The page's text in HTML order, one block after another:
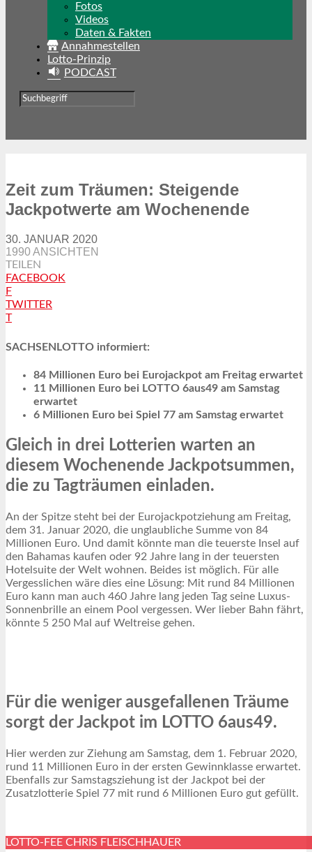
Fotos
Videos
Daten & Fakten
Annahmestellen
Lotto-Prinzip
PODCAST
Zeit zum Träumen: Steigende
Jackpotwerte am Wochenende
30. JANUAR 2020
1990 ANSICHTEN
TEILEN
FACEBOOK
F
TWITTER
T
SACHSENLOTTO informiert:
84 Millionen Euro bei Eurojackpot am Freitag erwartet
11 Millionen Euro bei LOTTO 6aus49 am Samstag
erwartet
6 Millionen Euro bei Spiel 77 am Samstag erwartet
Gleich in drei Lotterien warten an
diesem Wochenende Jackpotsummen,
die zu Tagträumen einladen.
An der Spitze steht bei der Eurojackpotziehung am Freitag,
dem 31. Januar 2020, die unglaubliche Summe von 84
Millionen Euro. Und damit könnte man die teuerste Insel auf
den Bahamas kaufen oder 92 Jahre lang in der teuersten
Hotelsuite der Welt wohnen. Beides ist möglich. Für alle
Vergesslichen wäre dies eine Lösung: Mit rund 84 Millionen
Euro kann man auch 460 Jahre lang jeden Tag seine Luxus-
Sonnenbrille an einem Pool vergessen. Wer lieber Bahn fährt,
könnte 5 250 Mal auf Weltreise gehen.
Für die weniger ausgefallenen Träume
sorgt der Jackpot im LOTTO 6aus49.
Hier werden zur Ziehung am Samstag, dem 1. Februar 2020,
rund 11 Millionen Euro in der ersten Gewinnklasse erwartet.
Ebenfalls zur Samstagsziehung ist der Jackpot bei der
Zusatzlotterie Spiel 77 mit rund 6 Millionen Euro gut gefüllt.
LOTTO-FEE CHRIS FLEISCHHAUER